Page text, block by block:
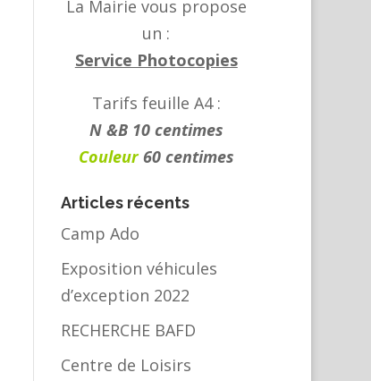
La Mairie vous propose
un :
Service Photocopies
Tarifs feuille A4 :
N &B 10 centimes
Couleur60 centimes
Articles récents
Camp Ado
Exposition véhicules
d’exception 2022
RECHERCHE BAFD
Centre de Loisirs